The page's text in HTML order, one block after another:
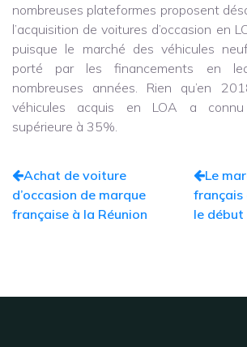
nombreuses plateformes proposent
l’acquisition de voitures d’occasion en
puisque le marché des véhicules
porté par les financements en
nombreuses années. Rien qu’en
véhicules acquis en LOA a connu
supérieure à 35%.
Achat de voiture
d’occasion de marque
française à la Réunion
Le
français
le début